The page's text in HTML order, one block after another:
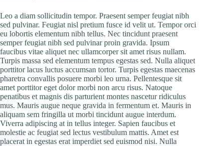
Leo a diam sollicitudin tempor. Praesent semper feugiat nibh
sed pulvinar. Feugiat nisl pretium fusce id velit ut. Tempor orci
eu lobortis elementum nibh tellus. Nec tincidunt praesent
semper feugiat nibh sed pulvinar proin gravida. Ipsum
faucibus vitae aliquet nec ullamcorper sit amet risus nullam.
Turpis massa sed elementum tempus egestas sed. Nulla aliquet
porttitor lacus luctus accumsan tortor. Turpis egestas maecenas
pharetra convallis posuere morbi leo urna. Pellentesque sit
amet porttitor eget dolor morbi non arcu risus. Natoque
penatibus et magnis dis parturient montes nascetur ridiculus
mus. Mauris augue neque gravida in fermentum et. Mauris in
aliquam sem fringilla ut morbi tincidunt augue interdum.
Viverra adipiscing at in tellus integer. Sapien faucibus et
molestie ac feugiat sed lectus vestibulum mattis. Amet est
placerat in egestas erat imperdiet sed euismod nisi. Nulla